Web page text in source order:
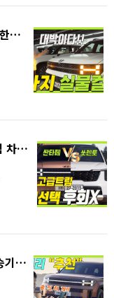
신형 싼타페! 9가지 실물 색상! 전체 컬러 한방에! SANTAFE Exterior Color
싼타페 VS 쏘렌토 하이브리드 최상위 트림 차이점! 알면 후회하지 않아요!
확 달라진 신형 싼타페! 최초 2.5 터보 시승기 솔직하게 알려드려요! SANTAFE 2024